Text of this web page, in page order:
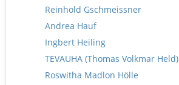
Reinhold Gschmeissner
Andrea Hauf
Ingbert Heiling
TEVAUHA (Thomas Volkmar Held)
Roswitha Madlon Hölle